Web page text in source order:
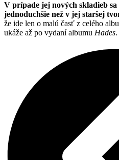
V prípade jej nových skladieb
jednoduchšie než v jej staršej
že ide len o malú časť z celého
ukáže až po vydaní albumu Hades.